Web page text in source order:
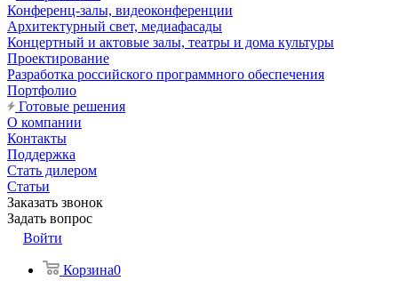
Конференц-залы, видеоконференции
Архитектурный свет, медиафасады
Концертный и актовые залы, театры и дома культуры
Проектирование
Разработка российского программного обеспечения
Портфолио
Готовые решения
О компании
Контакты
Поддержка
Стать дилером
Статьи
Заказать звонок
Задать вопрос
Войти
Корзина0